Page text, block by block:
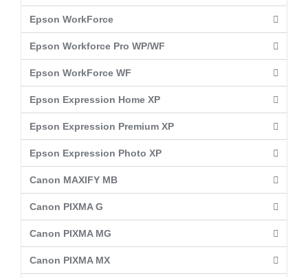
Epson WorkForce
Epson Workforce Pro WP/WF
Epson WorkForce WF
Epson Expression Home XP
Epson Expression Premium XP
Epson Expression Photo XP
Canon MAXIFY MB
Canon PIXMA G
Canon PIXMA MG
Canon PIXMA MX